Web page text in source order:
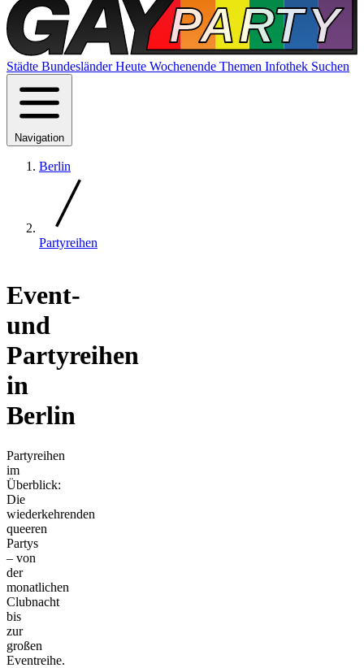
Städte BundesländerHeute Wochenende Themen Infothek Suchen
Navigation
Berlin
Partyreihen
Event-
und
Partyreihen
in
Berlin
Partyreihen
im
Überblick:
Die
wiederkehrenden
queeren
Partys
– von
der
monatlichen
Clubnacht
bis
zur
großen
Eventreihe.